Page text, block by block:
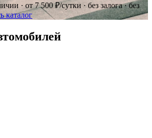
· от 7 500 ₽/сутки · без залога · без
каталог